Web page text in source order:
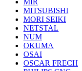
MIR
MITSUBISHI
MORI SEIKI
NETSTAL
NUM
OKUMA
OSAI
OSCAR FRECH